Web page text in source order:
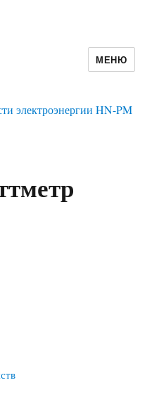
мощности
МЕНЮ